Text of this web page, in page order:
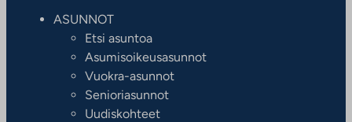
ASUNNOT
Etsi asuntoa
Asumisoikeusasunnot
Vuokra-asunnot
Senioriasunnot
Uudiskohteet